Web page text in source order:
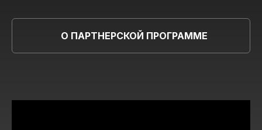
О ПАРТНЕРСКОЙ ПРОГРАММЕ